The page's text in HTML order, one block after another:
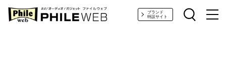
PHILE WEB｜AV/オーディオ/ガジェットブランド
特設サイト